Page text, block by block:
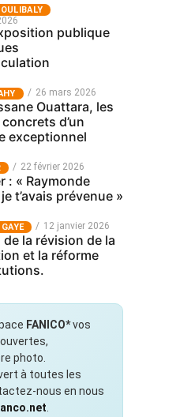
publique
26 mars 2026
Ouattara, les
d’un
exceptionnel
22 février 2026
: « Raymonde
t’avais prévenue »
12 janvier 2026
la révision de la
et la réforme
FANICO*vos
photo.
à toutes les
nous en nous